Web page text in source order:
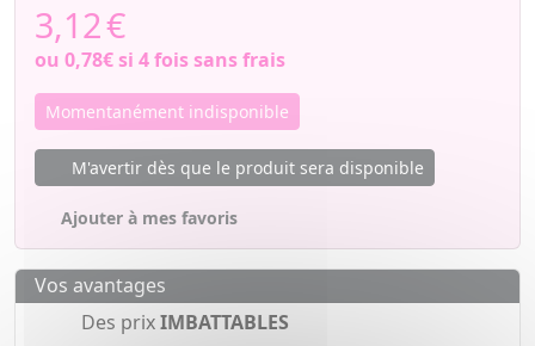
3,12€
ou 0,78€si 4 fois sans frais
Momentanément indisponible
M'avertir dès que le produit sera disponible
Ajouter à mes favoris
Vos avantages
Des prixIMBATTABLES